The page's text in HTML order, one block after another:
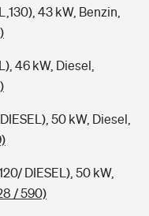
43 kW, Benzin,
46 kW, Diesel,
50 kW, Diesel,
DIESEL), 50 kW,
/ 590)